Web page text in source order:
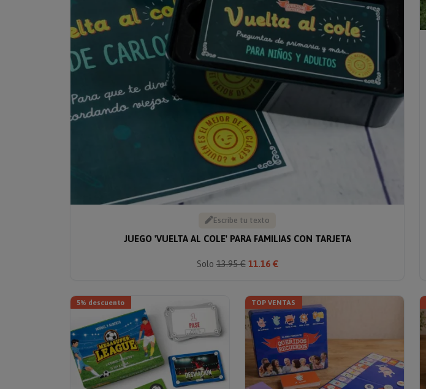
Escribe tu texto
JUEGO 'VUELTA AL COLE' PARA FAMILIAS CON TARJETA
Solo13.95 € 11.16 €
5% descuento TOP VENTAS